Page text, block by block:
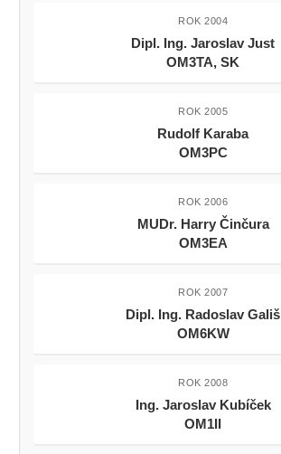
ROK 2004
Dipl. Ing. Jaroslav Just
OM3TA, SK
ROK 2005
Rudolf Karaba
OM3PC
ROK 2006
MUDr. Harry Činčura
OM3EA
ROK 2007
Dipl. Ing. Radoslav Gališ
OM6KW
ROK 2008
Ing. Jaroslav Kubíček
OM1II